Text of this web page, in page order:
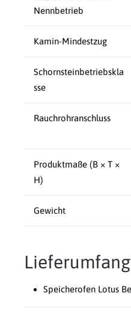
Nennbetrieb
Kamin-Mindestzug
Schornsteinbetriebskla
sse
Rauchrohranschluss
Produktmaße (B × T ×
H)
Gewicht
Lieferumfang
Speicherofen Lotus